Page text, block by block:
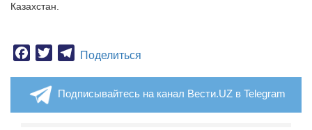
Казахстан.
Facebook
TwitterTelegram
Поделиться
Подписывайтесь на канал Вести.UZ в Telegram